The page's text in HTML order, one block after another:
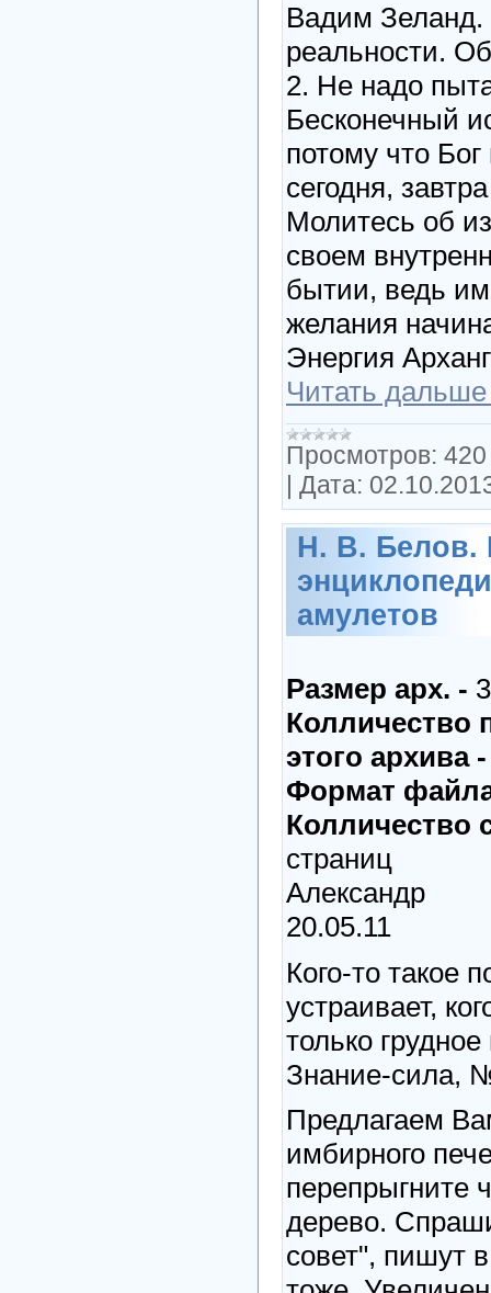
Вадим Зеланд.
реальности.
2. Не надо
Бесконечный
потому что
сегодня,
Молитесь об
своем
бытии, ведь
желания
Энергия
Читать
Просмотров: 420
| Дата:
Н. В. Белов.
амулетов
Размер арх. -
Колличество
этого архива -
Формат
Колличество
страниц
Александр
20.05.11
Кого-то такое
устраивает,
только
Знание-сила,
Предлагаем
имбирного
перепрыгните
дерево.
совет", пишут